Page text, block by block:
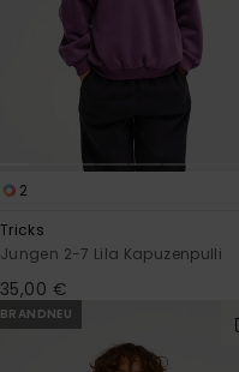
2
Tricks
Jungen 2-7 Lila Kapuzenpulli
35,00 €
BRANDNEU